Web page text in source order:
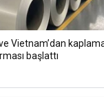
Vietnam’dan
başlattı